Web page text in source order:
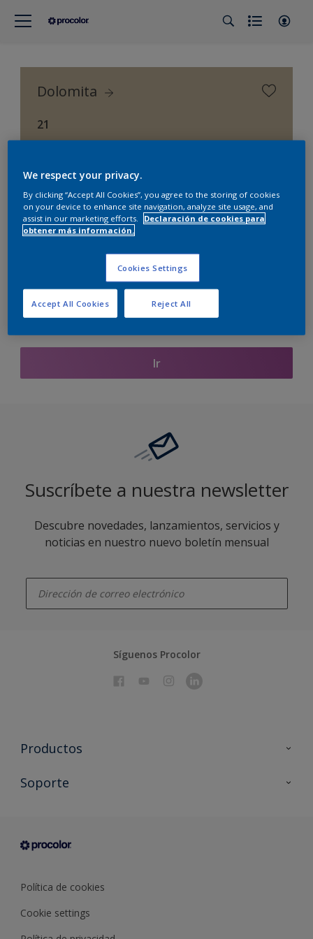
Dolomita
21
Procolor Selección (Procolor Interior)
Encontrar productos de este color
Ir
Suscríbete a nuestra newsletter
Descubre novedades, lanzamientos, servicios y
noticias en nuestro nuevo boletín mensual
Síguenos Procolor
Productos
Todos los productos
Condiciones generales de venta
Soporte
Sobre Procolor
Política de cookies
Cookie settings
We respect your privacy.
By clicking “Accept All Cookies”, you agree to the storing of cookies
on your device to enhance site navigation, analyze site usage, and
assist in our marketing efforts.
Declaración de cookies para
obtener más información.
Cookies Settings
Reject All
Accept All Cookies